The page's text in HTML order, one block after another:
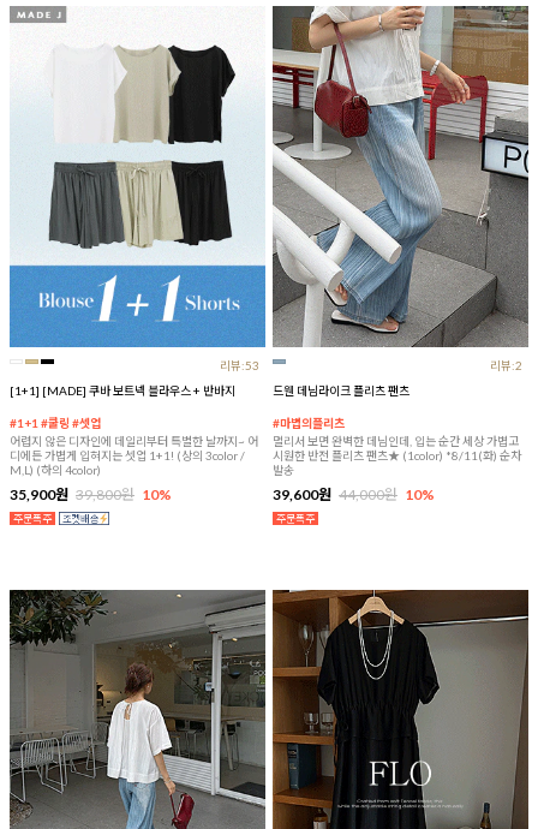
리뷰:53
[1+1] [MADE] 쿠바 보트넥 블라우스 + 반바지
#1+1 #쿨링 #셋업
어렵지 않은 디자인에 데일리부터 특별한 날까지~ 어
디에든 가볍게 입혀지는 셋업 1+1! (상의 3color /
M,L) (하의 4color)
35,900원 39,800원 10%
리뷰:2
드웬 데님라이크 플리츠 팬츠
#마법의플리츠
멀리서 보면 완벽한 데님인데, 입는 순간 세상 가볍고
시원한 반전 플리츠 팬츠★ (1color) *8/11(화) 순차
발송
39,600원 44,000원 10%